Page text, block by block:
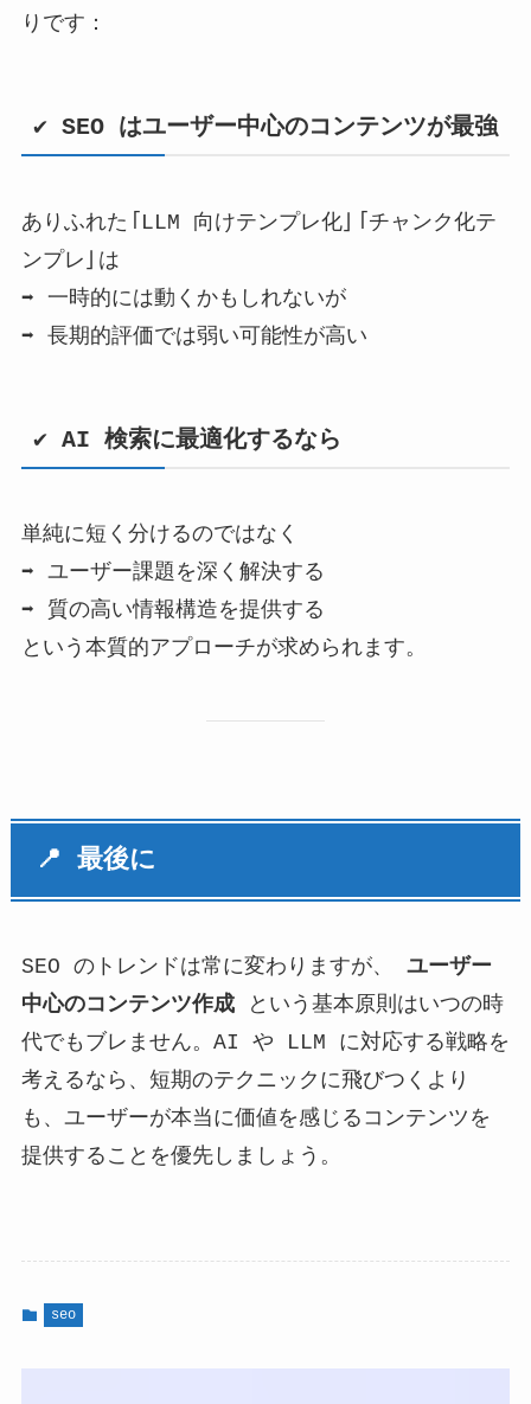
りです：
✔ SEO はユーザー中心のコンテンツが最強
ありふれた「LLM 向けテンプレ化」「チャンク化テ
ンプレ」は
➡ 一時的には動くかもしれないが
➡ 長期的評価では弱い可能性が高い
✔ AI 検索に最適化するなら
単純に短く分けるのではなく
➡ ユーザー課題を深く解決する
➡ 質の高い情報構造を提供する
という本質的アプローチが求められます。
📍 最後に
SEO のトレンドは常に変わりますが、 ユーザー
中心のコンテンツ作成という基本原則はいつの時
代でもブレません。AI や LLM に対応する戦略を
考えるなら、短期のテクニックに飛びつくより
も、ユーザーが本当に価値を感じるコンテンツを
提供することを優先しましょう。
seo